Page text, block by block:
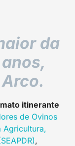
da
itinerante
de Ovinos
Agricultura,
,